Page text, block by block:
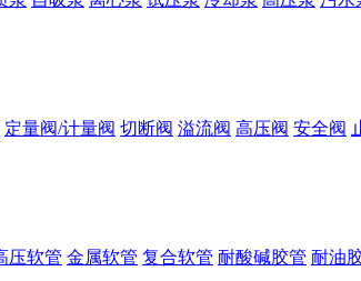
定量阀/计量阀 切断阀 溢流阀 高压阀 安全阀
压软管 金属软管 复合软管 耐酸碱胶管 耐油